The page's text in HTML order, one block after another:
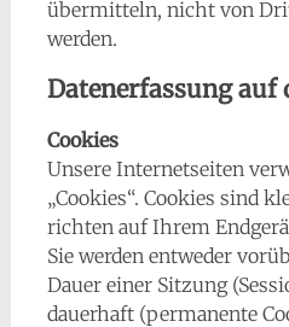
übermitteln, nicht von
werden.
Datenerfassung auf
Cookies
Unsere Internetseiten
„Cookies“. Cookies sind
richten auf Ihrem
Sie werden entweder
Dauer einer Sitzung
dauerhaft (permanente